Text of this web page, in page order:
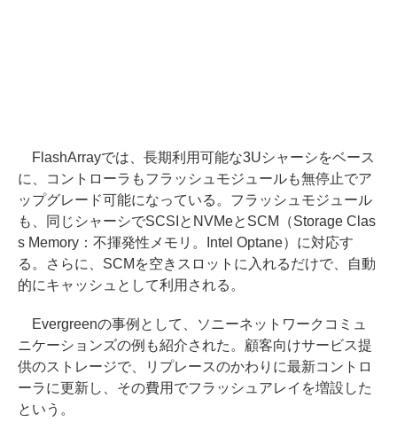
FlashArrayでは、長期利用可能な3Uシャーシをベース
に、コントローラもフラッシュモジュールも無停止でア
ップグレード可能になっている。フラッシュモジュール
も、同じシャーシでSCSIとNVMeとSCM（Storage Clas
s Memory：不揮発性メモリ。Intel Optane）に対応す
る。さらに、SCMを空きスロットに入れるだけで、自動
的にキャッシュとして利用される。
Evergreenの事例として、ソニーネットワークコミュ
ニケーションズの例も紹介された。顧客向けサービス提
供のストレージで、リプレースのかわりに最新コントロ
ーラに更新し、その費用でフラッシュアレイを増設した
という。